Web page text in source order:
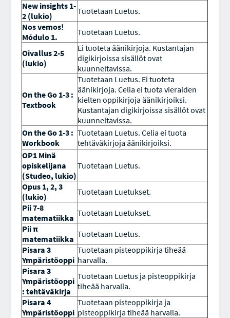
New insights 1-
2 (lukio)
Tuotetaan Luetus.
Nos vemos!
Módulo 1.
Tuotetaan Luetus.
Oivallus 2-5
(lukio)
Ei tuoteta äänikirjoja. Kustantajan
digikirjoissa sisällöt ovat
kuunneltavissa.
On the Go 1-3 :
Textbook
Tuotetaan Luetus. Ei tuoteta
äänikirjoja. Celia ei tuota vieraiden
kielten oppikirjoja äänikirjoiksi.
Kustantajan digikirjoissa sisällöt ovat
kuunneltavissa.
On the Go 1-3 :
Workbook
Tuotetaan Luetus. Celia ei tuota
tehtäväkirjoja äänikirjoiksi.
OP1 Minä
opiskelijana
(Studeo, lukio)
Tuotetaan Luetus.
Opus 1, 2, 3
(lukio)
Tuotetaan Luetukset.
Pii 7-8
matematiikka Tuotetaan Luetukset.
Pii π
matematiikka Tuotetaan Luetus.
Pisara 3
Ympäristöoppi
Tuotetaan pisteoppikirja tiheää
harvalla.
Pisara 3
Ympäristöoppi
: tehtäväkirja
Tuotetaan Luetus ja pisteoppikirja
tiheää harvalla.
Pisara 4
Ympäristöoppi
Tuotetaan pisteoppikirja ja
pisteoppikirja tiheää harvalla.